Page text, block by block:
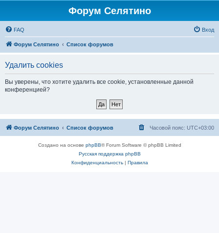
Форум Селятино
FAQ Вход
Форум Селятино Список форумов
Удалить cookies
Вы уверены, что хотите удалить все cookie, установленные данной
конференцией?
Форум Селятино Список форумов Часовой пояс: UTC+03:00
Создано на основе phpBB® Forum Software © phpBB Limited
Русская поддержка phpBB
Конфиденциальность| Правила